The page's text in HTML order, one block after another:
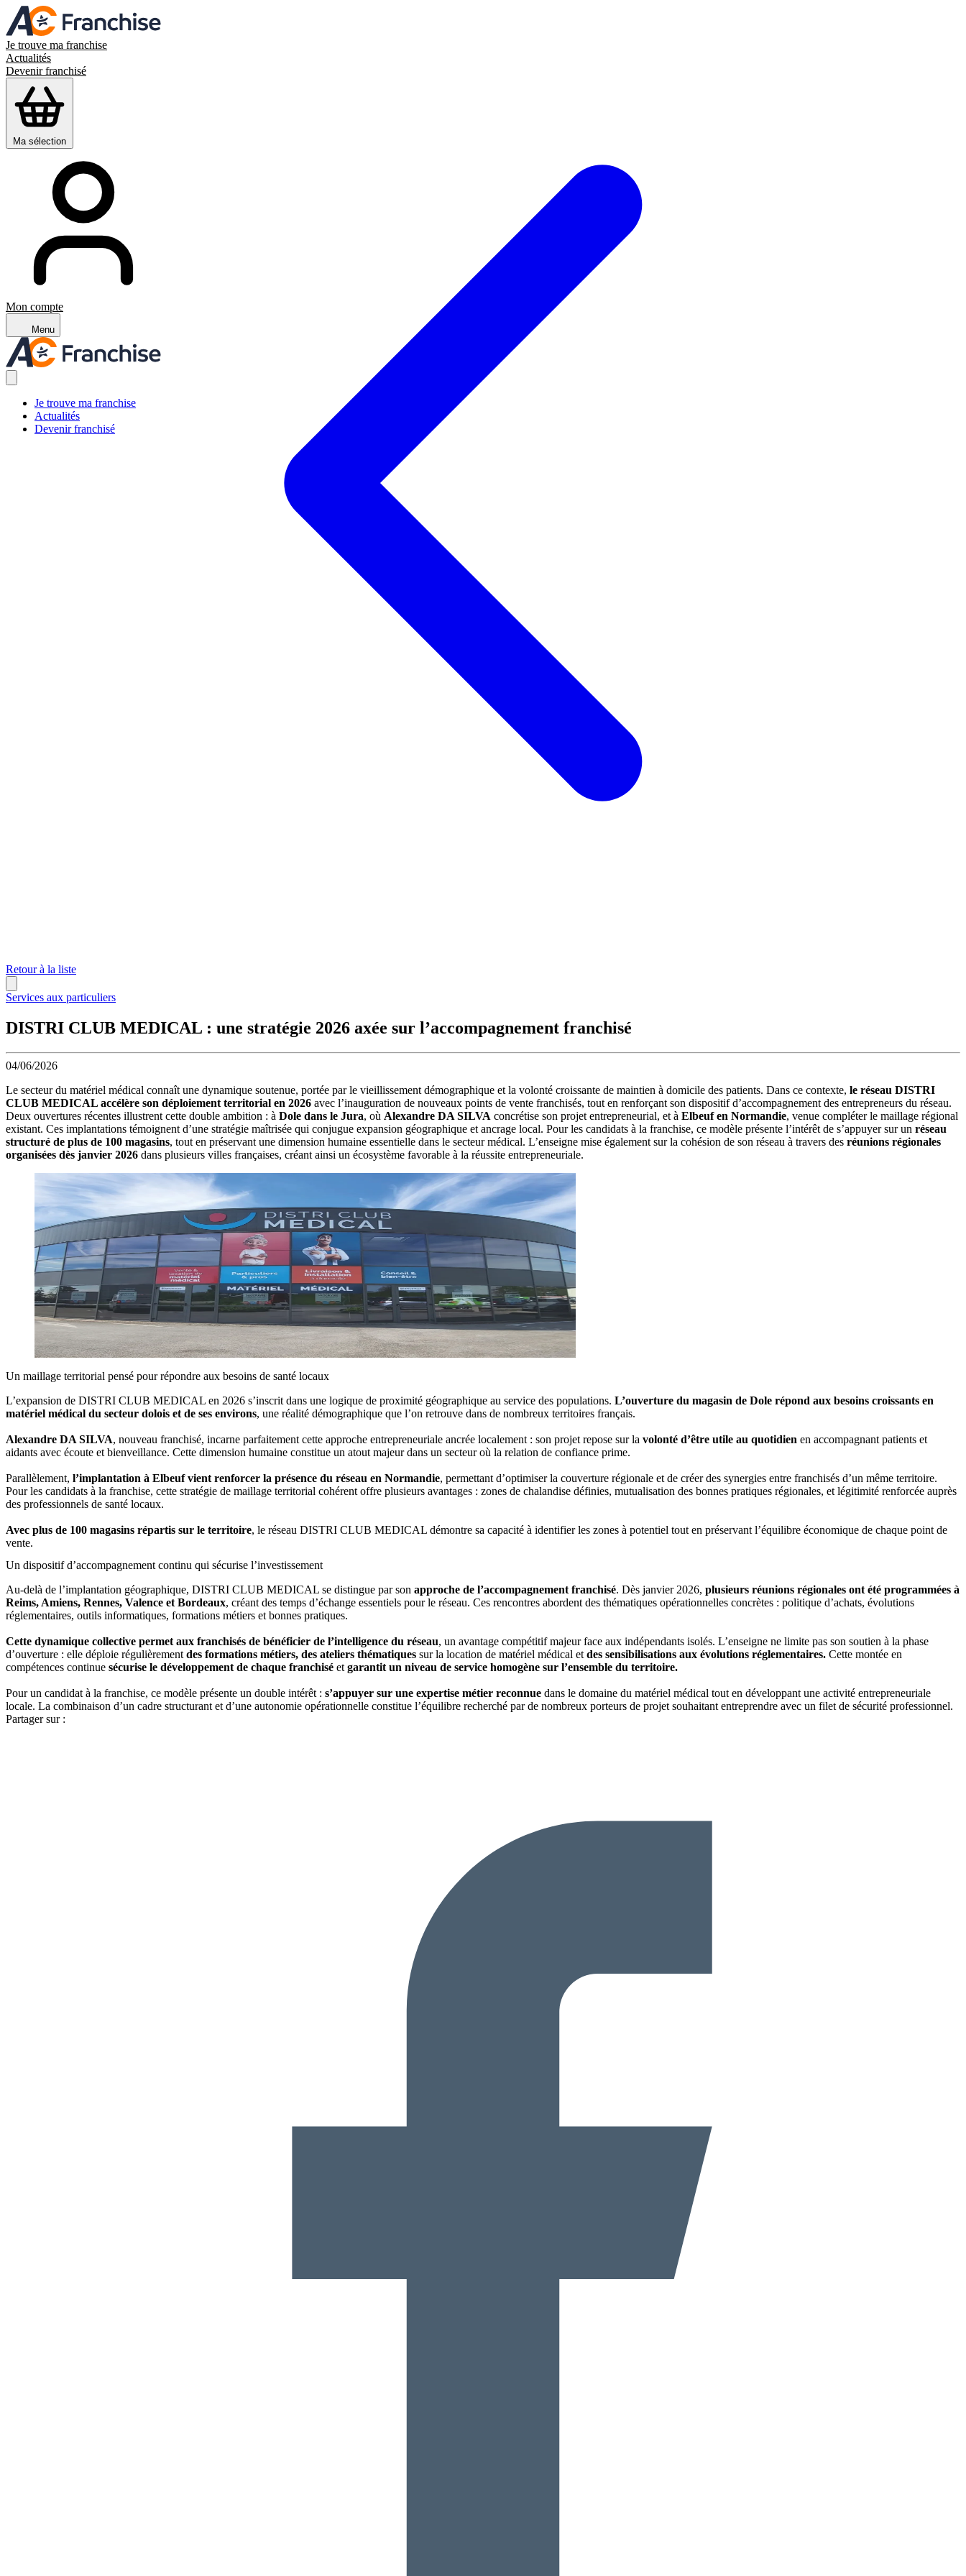
Je trouve ma franchise
Actualités
Devenir franchisé
Ma sélection
Mon compte
Menu
Je trouve ma franchise
Actualités
Devenir franchisé
Retour à la liste
Services aux particuliers
DISTRI CLUB MEDICAL : une stratégie 2026 axée sur l’accompagnement franchisé
04/06/2026
Le secteur du matériel médical connaît une dynamique soutenue, portée par le vieillissement démographique et la volonté croissante de maintien à domicile des patients. Dans ce contexte, le réseau DISTRI
CLUB MEDICAL accélère son déploiement territorial en 2026 avec l’inauguration de nouveaux points de vente franchisés, tout en renforçant son dispositif d’accompagnement des entrepreneurs du réseau.
Deux ouvertures récentes illustrent cette double ambition : à Dole dans le Jura, où Alexandre DA SILVA concrétise son projet entrepreneurial, et à Elbeuf en Normandie, venue compléter le maillage régional
existant. Ces implantations témoignent d’une stratégie maîtrisée qui conjugue expansion géographique et ancrage local. Pour les candidats à la franchise, ce modèle présente l’intérêt de s’appuyer sur un réseau
structuré de plus de 100 magasins, tout en préservant une dimension humaine essentielle dans le secteur médical. L’enseigne mise également sur la cohésion de son réseau à travers des réunions régionales
organisées dès janvier 2026 dans plusieurs villes françaises, créant ainsi un écosystème favorable à la réussite entrepreneuriale.
Un maillage territorial pensé pour répondre aux besoins de santé locaux
L’expansion de DISTRI CLUB MEDICAL en 2026 s’inscrit dans une logique de proximité géographique au service des populations. L’ouverture du magasin de Dole répond aux besoins croissants en
matériel médical du secteur dolois et de ses environs, une réalité démographique que l’on retrouve dans de nombreux territoires français.
Alexandre DA SILVA, nouveau franchisé, incarne parfaitement cette approche entrepreneuriale ancrée localement : son projet repose sur la volonté d’être utile au quotidien en accompagnant patients et
aidants avec écoute et bienveillance. Cette dimension humaine constitue un atout majeur dans un secteur où la relation de confiance prime.
Parallèlement, l’implantation à Elbeuf vient renforcer la présence du réseau en Normandie, permettant d’optimiser la couverture régionale et de créer des synergies entre franchisés d’un même territoire.
Pour les candidats à la franchise, cette stratégie de maillage territorial cohérent offre plusieurs avantages : zones de chalandise définies, mutualisation des bonnes pratiques régionales, et légitimité renforcée auprès
des professionnels de santé locaux.
Avec plus de 100 magasins répartis sur le territoire, le réseau DISTRI CLUB MEDICAL démontre sa capacité à identifier les zones à potentiel tout en préservant l’équilibre économique de chaque point de
vente.
Un dispositif d’accompagnement continu qui sécurise l’investissement
Au-delà de l’implantation géographique, DISTRI CLUB MEDICAL se distingue par son approche de l’accompagnement franchisé. Dès janvier 2026, plusieurs réunions régionales ont été programmées à
Reims, Amiens, Rennes, Valence et Bordeaux, créant des temps d’échange essentiels pour le réseau. Ces rencontres abordent des thématiques opérationnelles concrètes : politique d’achats, évolutions
réglementaires, outils informatiques, formations métiers et bonnes pratiques.
Cette dynamique collective permet aux franchisés de bénéficier de l’intelligence du réseau, un avantage compétitif majeur face aux indépendants isolés. L’enseigne ne limite pas son soutien à la phase
d’ouverture : elle déploie régulièrement des formations métiers, des ateliers thématiques sur la location de matériel médical et des sensibilisations aux évolutions réglementaires. Cette montée en
compétences continue sécurise le développement de chaque franchisé et garantit un niveau de service homogène sur l’ensemble du territoire.
Pour un candidat à la franchise, ce modèle présente un double intérêt : s’appuyer sur une expertise métier reconnue dans le domaine du matériel médical tout en développant une activité entrepreneuriale
locale. La combinaison d’un cadre structurant et d’une autonomie opérationnelle constitue l’équilibre recherché par de nombreux porteurs de projet souhaitant entreprendre avec un filet de sécurité professionnel.
Partager sur :